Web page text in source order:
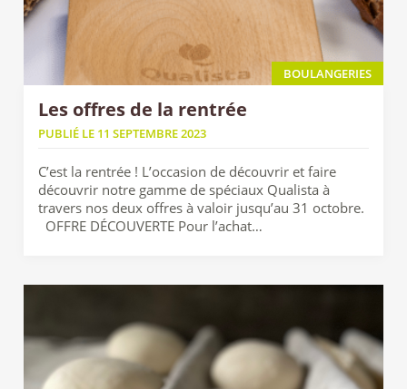
BOULANGERIES
Les offres de la rentrée
PUBLIÉ LE 11 SEPTEMBRE 2023
C’est la rentrée ! L’occasion de découvrir et faire
découvrir notre gamme de spéciaux Qualista à
travers nos deux offres à valoir jusqu’au 31 octobre.
OFFRE DÉCOUVERTE Pour l’achat…